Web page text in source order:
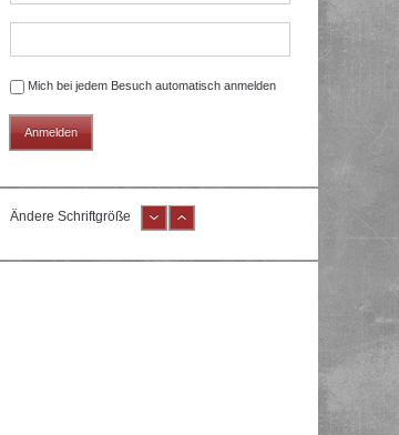
Mich bei jedem Besuch automatisch anmelden
Ändere Schriftgröße